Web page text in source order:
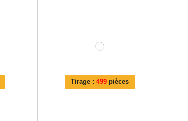
Tirage :499 pièces